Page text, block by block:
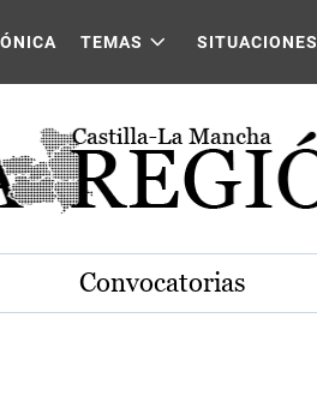
TEMAS
Convocatorias